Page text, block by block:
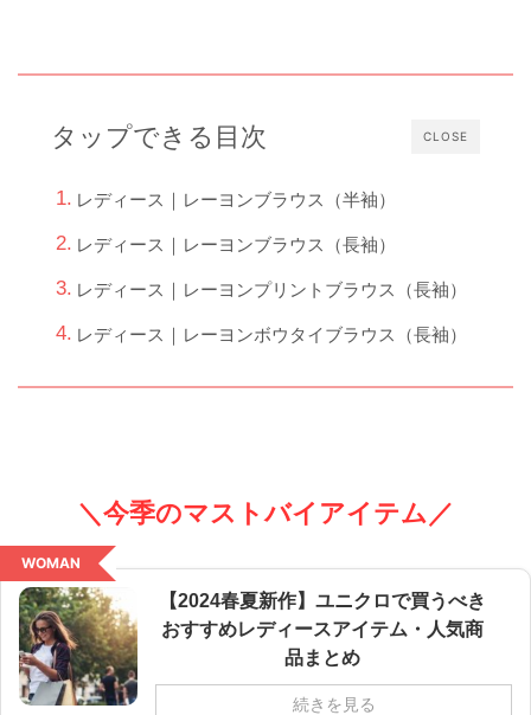
CLOSE
タップできる目次
レディース｜レーヨンブラウス（半袖）
レディース｜レーヨンブラウス（長袖）
レディース｜レーヨンプリントブラウス（長袖）
レディース｜レーヨンボウタイブラウス（長袖）
＼今季のマストバイアイテム／
WOMAN
【2024春夏新作】ユニクロで買うべき
おすすめレディースアイテム・人気商
品まとめ
続きを見る